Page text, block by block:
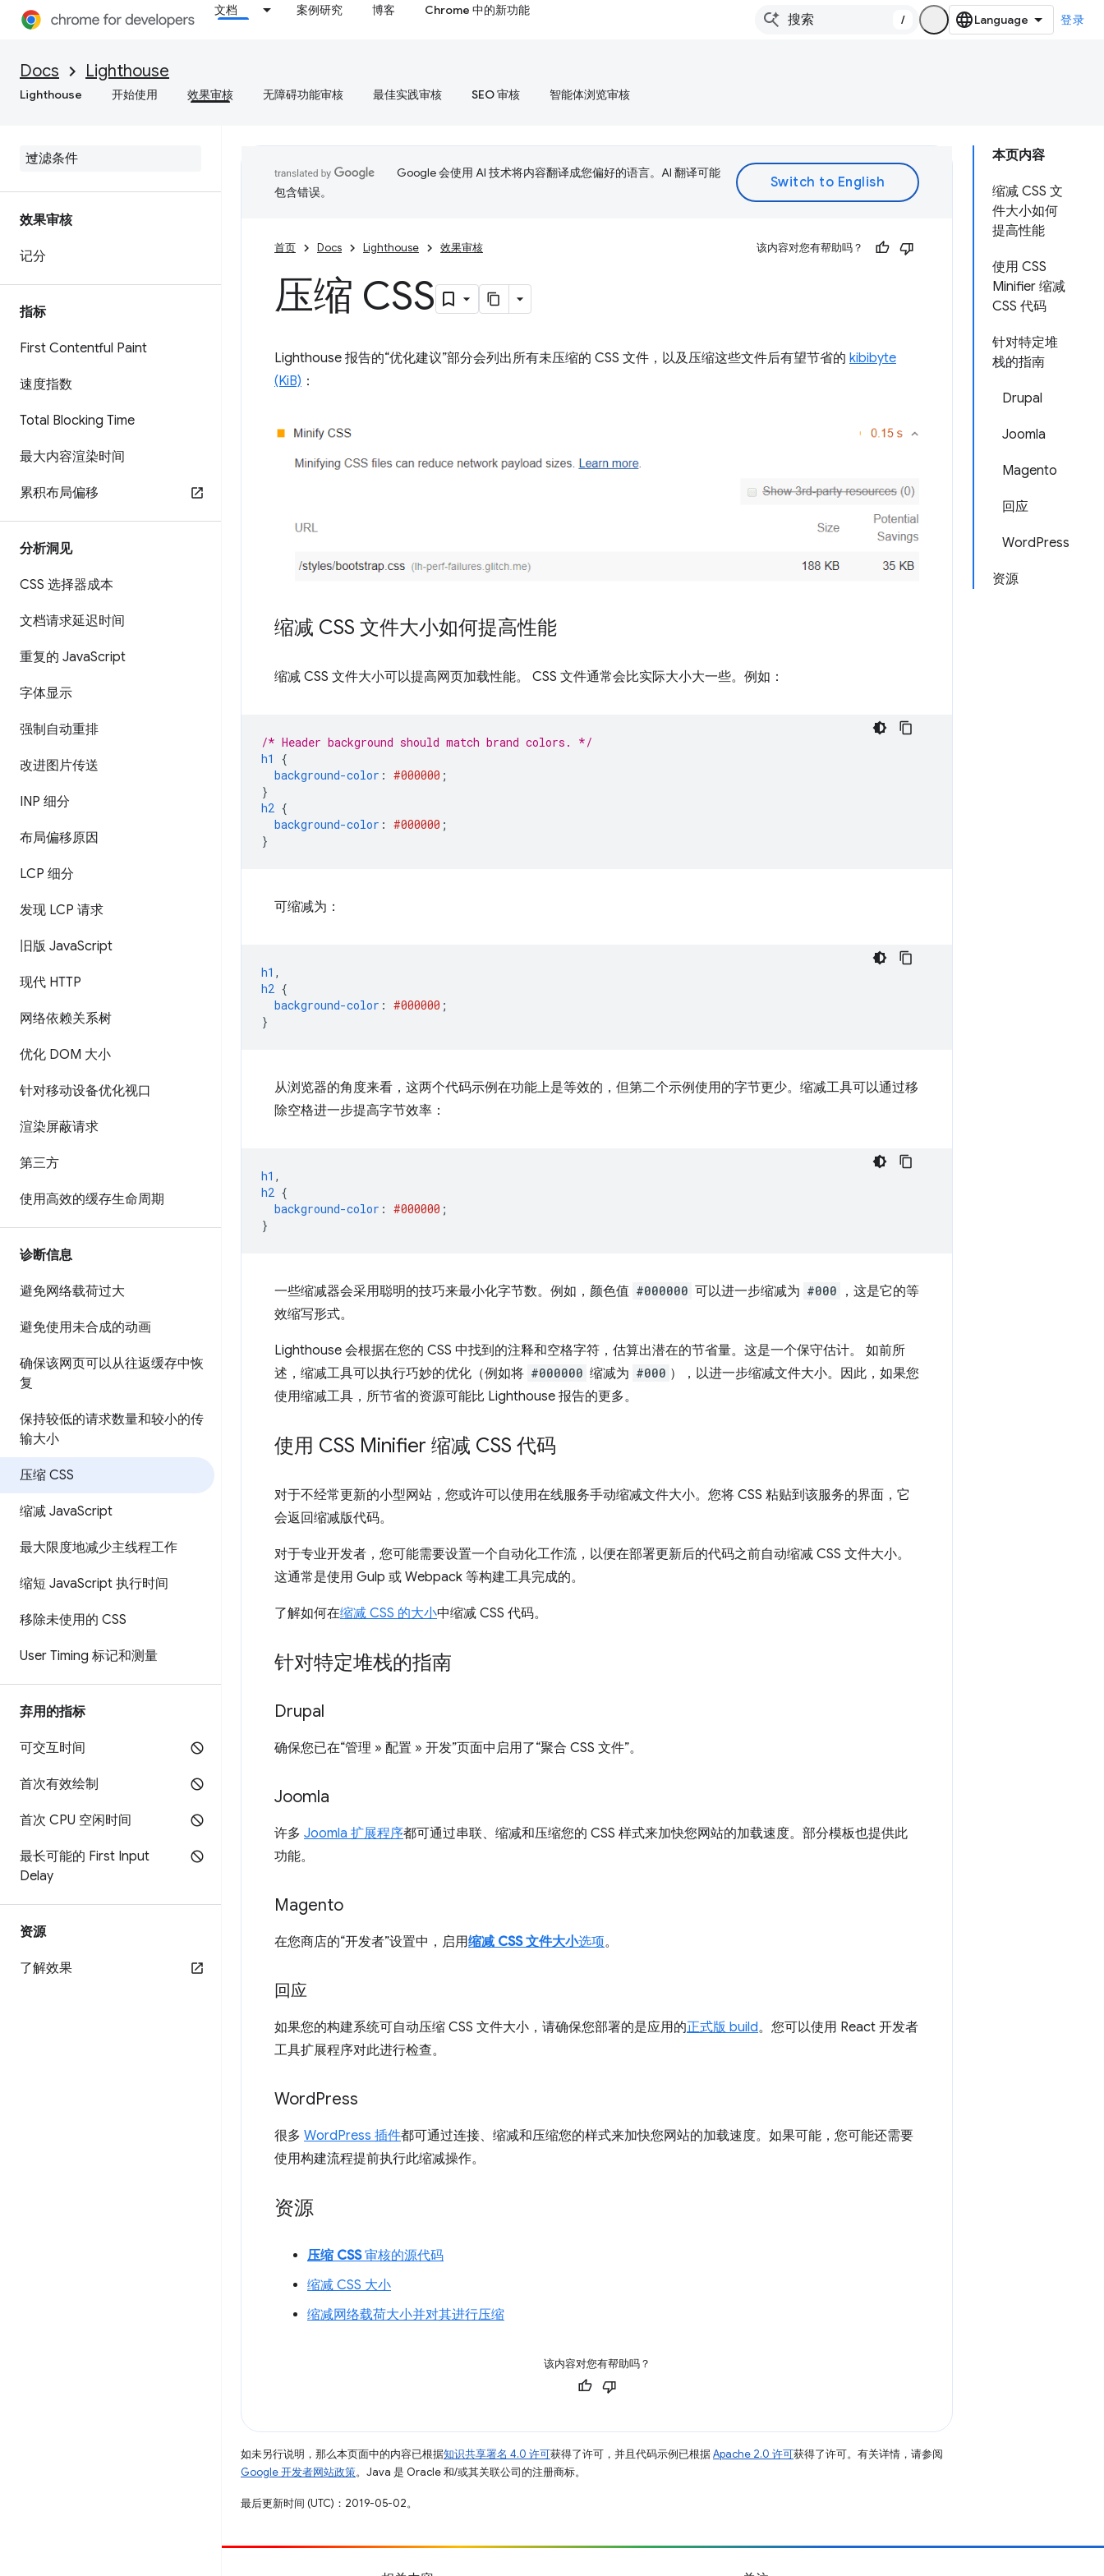
文档 案例研究 博客 Chrome 中的新功能
/ 登录
Docs Lighthouse
Lighthouse 开始使用 效果审核 无障碍功能审核 最佳实践审核 SEO 审核 智能体浏览审核
效果审核
记分
指标
First Contentful Paint
速度指数
Total Blocking Time
最大内容渲染时间
累积布局偏移
分析洞见
CSS 选择器成本
文档请求延迟时间
重复的 JavaScript
字体显示
强制自动重排
改进图片传送
INP 细分
布局偏移原因
LCP 细分
发现 LCP 请求
旧版 JavaScript
现代 HTTP
网络依赖关系树
优化 DOM 大小
针对移动设备优化视口
渲染屏蔽请求
第三方
使用高效的缓存生命周期
诊断信息
避免网络载荷过大
避免使用未合成的动画
确保该网页可以从往返缓存中恢
复
保持较低的请求数量和较小的传
输大小
压缩 CSS
缩减 JavaScript
最大限度地减少主线程工作
缩短 JavaScript 执行时间
移除未使用的 CSS
User Timing 标记和测量
弃用的指标
可交互时间
首次有效绘制
首次 CPU 空闲时间
最长可能的 First Input
Delay
资源
了解效果
本页内容
缩减 CSS 文
件大小如何
提高性能
使用 CSS
Minifier 缩减
CSS 代码
针对特定堆
栈的指南
Drupal
Joomla
Magento
回应
WordPress
资源
Google 会使用 AI 技术将内容翻译成您偏好的语言。AI 翻译可能
包含错误。
首页 Docs Lighthouse 效果审核 该内容对您有帮助吗？
压缩 CSS
Lighthouse 报告的“优化建议”部分会列出所有未压缩的 CSS 文件，以及压缩这些文件后有望节省的 kibibyte
(KiB) ：
缩减 CSS 文件大小如何提高性能
缩减 CSS 文件大小可以提高网页加载性能。 CSS 文件通常会比实际大小大一些。例如：
/* Header background should match brand colors. */
h1
{
background-color : #000000 ;
}
h2 {
background-color : #000000 ;
}
可缩减为：
h1 ,
h2 {
background-color : #000000 ;
}
从浏览器的角度来看，这两个代码示例在功能上是等效的，但第二个示例使用的字节更少。缩减工具可以通过移
除空格进一步提高字节效率：
h1 ,
h2 {
background-color : #000000 ;
}
一些缩减器会采用聪明的技巧来最小化字节数。例如，颜色值 #000000 可以进一步缩减为 #000
，这是它的等
效缩写形式。
Lighthouse 会根据在您的 CSS 中找到的注释和空格字符，估算出潜在的节省量。这是一个保守估计。 如前所
述，缩减工具可以执行巧妙的优化（例如将 #000000 缩减为 #000 ），以进一步缩减文件大小。因此，如果您
使用缩减工具，所节省的资源可能比 Lighthouse 报告的更多。
使用 CSS Minifier 缩减 CSS 代码
对于不经常更新的小型网站，您或许可以使用在线服务手动缩减文件大小。您将 CSS 粘贴到该服务的界面，它
会返回缩减版代码。
对于专业开发者，您可能需要设置一个自动化工作流，以便在部署更新后的代码之前自动缩减 CSS 文件大小。
这通常是使用 Gulp 或 Webpack 等构建工具完成的。
了解如何在缩减 CSS 的大小中缩减 CSS 代码。
针对特定堆栈的指南
Drupal
确保您已在“管理 » 配置 » 开发”页面中启用了“聚合 CSS 文件”。
Joomla
许多 Joomla 扩展程序都可通过串联、缩减和压缩您的 CSS 样式来加快您网站的加载速度。部分模板也提供此
功能。
Magento
在您商店的“开发者”设置中，启用缩减 CSS 文件大小选项。
回应
如果您的构建系统可自动压缩 CSS 文件大小，请确保您部署的是应用的正式版 build。您可以使用 React 开发者
工具扩展程序对此进行检查。
WordPress
很多 WordPress 插件都可通过连接、缩减和压缩您的样式来加快您网站的加载速度。如果可能，您可能还需要
使用构建流程提前执行此缩减操作。
资源
压缩 CSS审核的源代码
缩减 CSS 大小
缩减网络载荷大小并对其进行压缩
该内容对您有帮助吗？
如未另行说明，那么本页面中的内容已根据知识共享署名 4.0 许可获得了许可，并且代码示例已根据Apache 2.0 许可获得了许可。有关详情，请参阅
Google 开发者网站政策。Java 是 Oracle 和/或其关联公司的注册商标。
最后更新时间 (UTC)：2019-05-02。